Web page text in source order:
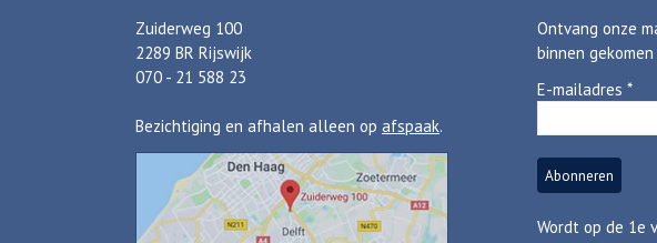
Zuiderweg 100
2289 BR Rijswijk
070 - 21 588 23
Bezichtiging en afhalen alleen op afspaak.
Ontvang onze
binnen
E-mailadres *
Wordt op de 1e